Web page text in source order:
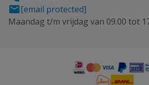
[email protected]
Maandag t/m vrijdag van 09.00 tot